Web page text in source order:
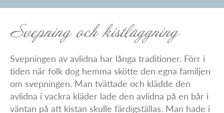
e
B
g
r
a
Svepning och kistläggning
Svepningen av avlidna har långa traditioner. Förr i
tiden när folk dog hemma skötte den egna familjen
om svepningen. Man tvättade och klädde den
avlidna i vackra kläder lade den avlidna på en bår i
väntan på att kistan skulle färdigställas. Man hade i